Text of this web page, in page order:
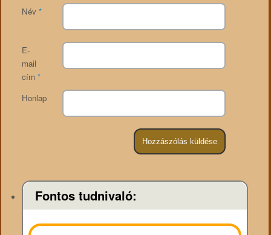
Név *
E-
mail
cím *
Honlap
Fontos tudnivaló: